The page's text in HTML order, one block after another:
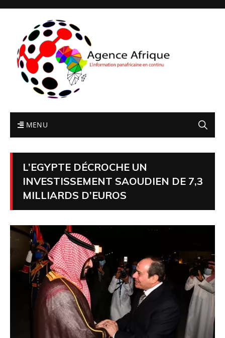
MENU
L’EGYPTE DÉCROCHE UN
INVESTISSEMENT SAOUDIEN DE 7,3
MILLIARDS D’EUROS